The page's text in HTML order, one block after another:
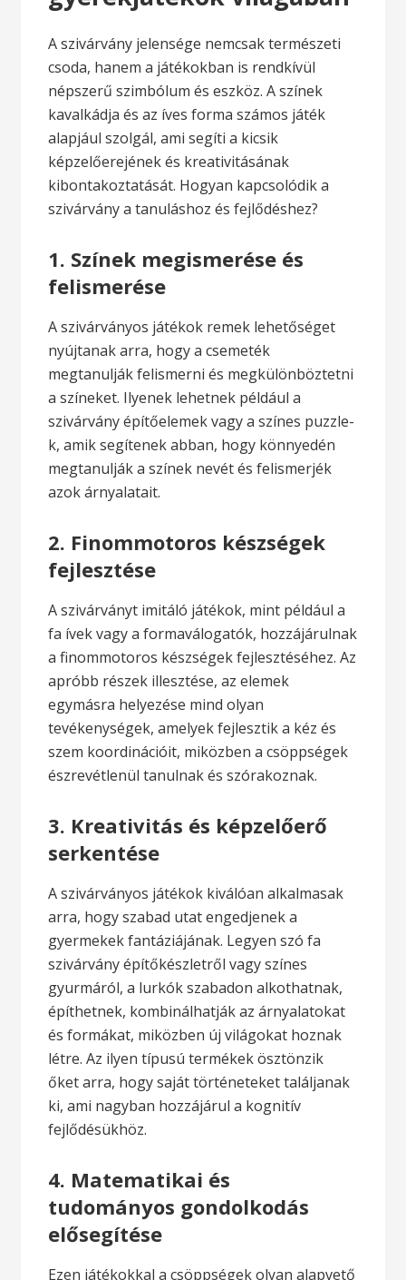
A szivárvány jelensége nemcsak természeti
csoda, hanem a játékokban is rendkívül
népszerű szimbólum és eszköz. A színek
kavalkádja és az íves forma számos játék
alapjául szolgál, ami segíti a kicsik
képzelőerejének és kreativitásának
kibontakoztatását. Hogyan kapcsolódik a
szivárvány a tanuláshoz és fejlődéshez?
1. Színek megismerése és
felismerése
A szivárványos játékok remek lehetőséget
nyújtanak arra, hogy a csemeték
megtanulják felismerni és megkülönböztetni
a színeket. Ilyenek lehetnek például a
szivárvány építőelemek vagy a színes puzzle-
k, amik segítenek abban, hogy könnyedén
megtanulják a színek nevét és felismerjék
azok árnyalatait.
2. Finommotoros készségek
fejlesztése
A szivárványt imitáló játékok, mint például a
fa ívek vagy a formaválogatók, hozzájárulnak
a finommotoros készségek fejlesztéséhez. Az
apróbb részek illesztése, az elemek
egymásra helyezése mind olyan
tevékenységek, amelyek fejlesztik a kéz és
szem koordinációit, miközben a csöppségek
észrevétlenül tanulnak és szórakoznak.
3. Kreativitás és képzelőerő
serkentése
A szivárványos játékok kiválóan alkalmasak
arra, hogy szabad utat engedjenek a
gyermekek fantáziájának. Legyen szó fa
szivárvány építőkészletről vagy színes
gyurmáról, a lurkók szabadon alkothatnak,
építhetnek, kombinálhatják az árnyalatokat
és formákat, miközben új világokat hoznak
létre. Az ilyen típusú termékek ösztönzik
őket arra, hogy saját történeteket találjanak
ki, ami nagyban hozzájárul a kognitív
fejlődésükhöz.
4. Matematikai és
tudományos gondolkodás
elősegítése
Ezen játékokkal a csöppségek olyan alapvető